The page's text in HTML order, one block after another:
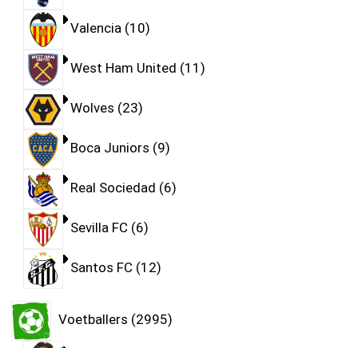
Valencia 10
West Ham United 11
Wolves 23
Boca Juniors 9
Real Sociedad 6
Sevilla FC 6
Santos FC 12
Voetballers 2995